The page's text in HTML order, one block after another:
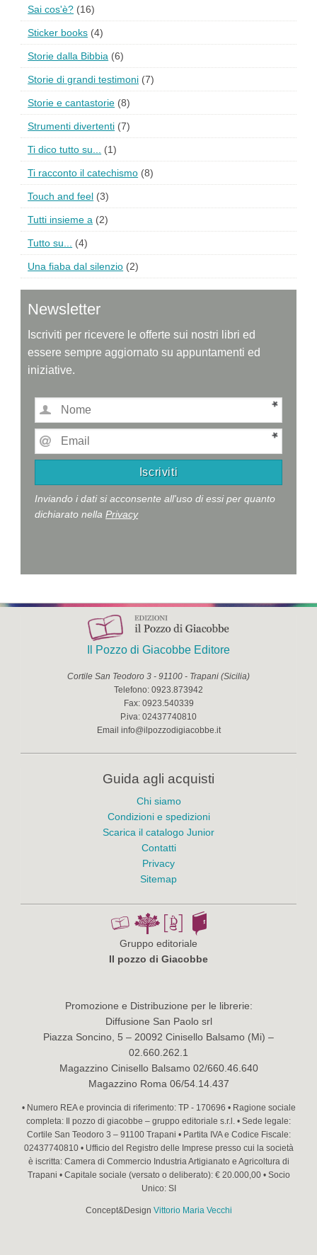
Sai cos'è? (16)
Sticker books (4)
Storie dalla Bibbia (6)
Storie di grandi testimoni (7)
Storie e cantastorie (8)
Strumenti divertenti (7)
Ti dico tutto su... (1)
Ti racconto il catechismo (8)
Touch and feel (3)
Tutti insieme a (2)
Tutto su... (4)
Una fiaba dal silenzio (2)
Newsletter
Iscriviti per ricevere le offerte sui nostri libri ed
essere sempre aggiornato su appuntamenti ed
iniziative.
Inviando i dati si acconsente all'uso di essi per quanto
dichiarato nellaPrivacy
Il Pozzo di Giacobbe Editore
Cortile San Teodoro 3 - 91100 - Trapani (Sicilia)
Telefono: 0923.873942
Fax: 0923.540339
P.iva: 02437740810
Email info@ilpozzodigiacobbe.it
Guida agli acquisti
Chi siamo
Condizioni e spedizioni
Scarica il catalogo Junior
Contatti
Privacy
Sitemap
Gruppo editoriale
Il pozzo di Giacobbe
Promozione e Distribuzione per le librerie:
Diffusione San Paolo srl
Piazza Soncino, 5 – 20092 Cinisello Balsamo (Mi) –
02.660.262.1
Magazzino Cinisello Balsamo 02/660.46.640
Magazzino Roma 06/54.14.437
• Numero REA e provincia di riferimento: TP - 170696 • Ragione sociale
completa: Il pozzo di giacobbe – gruppo editoriale s.r.l. • Sede legale:
Cortile San Teodoro 3 – 91100 Trapani • Partita IVA e Codice Fiscale:
02437740810 • Ufficio del Registro delle Imprese presso cui la società
è iscritta: Camera di Commercio Industria Artigianato e Agricoltura di
Trapani • Capitale sociale (versato o deliberato): € 20.000,00 • Socio
Unico: SI
Concept&Design Vittorio Maria Vecchi